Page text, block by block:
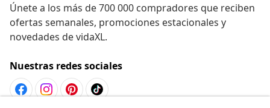
Únete a los más de 700 000 compradores que reciben
ofertas semanales, promociones estacionales y
novedades de vidaXL.
Nuestras redes sociales